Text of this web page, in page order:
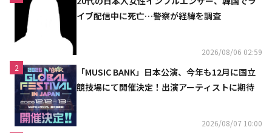
イブ配信中に死亡…警察が経緯を調査
2026/08/06 02:59
2
「MUSIC BANK」日本公演、今年も12月に国立
競技場にて開催決定！出演アーティストに期待
2026/08/07 10:00